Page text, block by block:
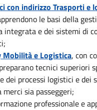
con indirizzo Trasporti e
le basi della
integrata e dei sistemi di
Mobilità e Logistica, con
tecnici superiori
dei processi logistici e dei
sia passeggeri;
professionale e